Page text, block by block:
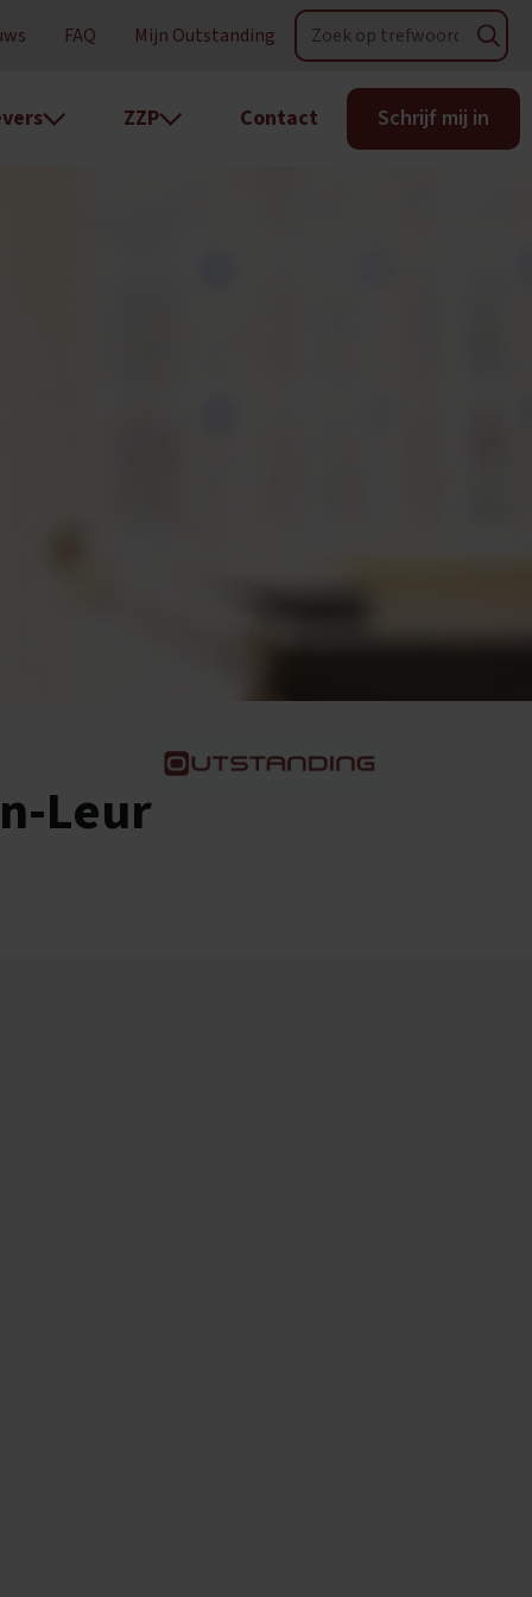
FAQ Mijn Outstanding
ZZP Contact Schrijf mij in
Leur